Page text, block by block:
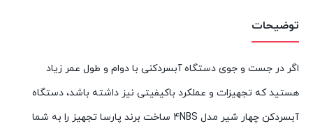
توضیحات
اگر در جست و جوی دستگاه آبسردکنی با دوام و طول عمر زیاد
هستید که تجهیزات و عملکرد باکیفیتی نیز داشته باشد، دستگاه
آبسردکن چهار شیر مدل 4NBS ساخت برند پارسا تجهیز را به شما